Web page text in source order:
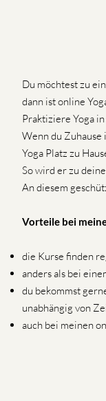
Du möchtest zu
dann ist online
Praktiziere Yoga
Wenn du
Yoga Platz zu
So wird er zu
An diesem
Vorteile bei
die Kurse finden
anders als bei
du bekommst
unabhängig von
auch bei meinen